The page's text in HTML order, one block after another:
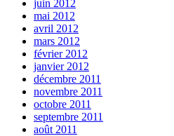
juin 2012
mai 2012
avril 2012
mars 2012
février 2012
janvier 2012
décembre 2011
novembre 2011
octobre 2011
septembre 2011
août 2011